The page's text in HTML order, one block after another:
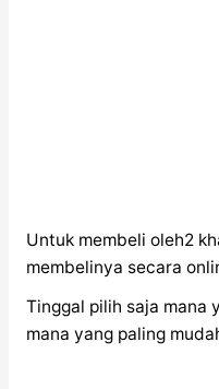
Untuk membeli oleh2
membelinya secara
Tinggal pilih saja mana
mana yang paling